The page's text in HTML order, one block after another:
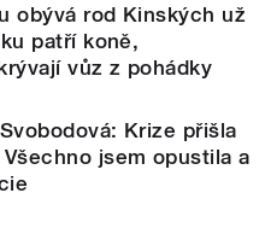
obývá rod Kinských už
patří koně,
vůz z pohádky
Krize přišla
jsem opustila a